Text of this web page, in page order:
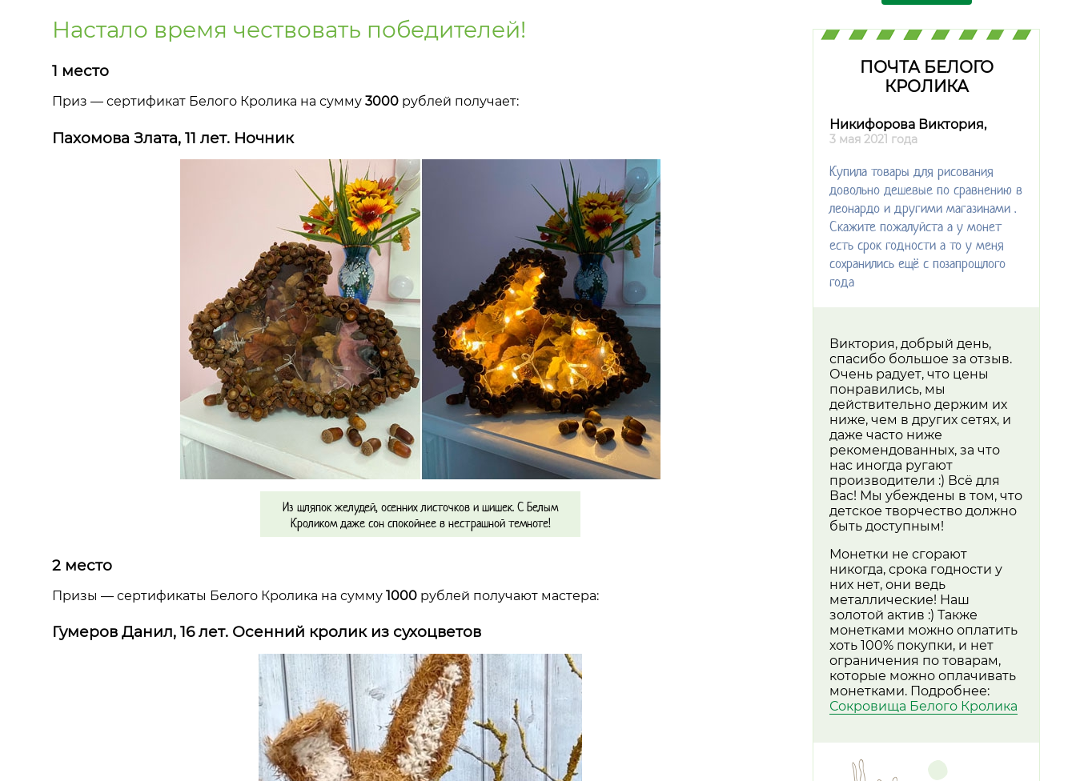
Настало время чествовать победителей!
1 место
Приз — сертификат Белого Кролика на сумму 3000 рублей получает:
Пахомова Злата, 11 лет. Ночник
Из шляпок желудей, осенних листочков и шишек. С Белым
Кроликом даже сон спокойнее в нестрашной темноте!
2 место
Призы — сертификаты Белого Кролика на сумму 1000 рублей получают мастера:
Гумеров Данил, 16 лет. Осенний кролик из сухоцветов
ПОЧТА БЕЛОГО
КРОЛИКА
Никифорова Виктория,
3 мая 2021 года
Купила товары для рисования
довольно дешевые по сравнению в
леонардо и другими магазинами .
Скажите пожалуйста а у монет
есть срок годности а то у меня
сохранились ещё с позапрошлого
года
Виктория, добрый день,
спасибо большое за отзыв.
Очень радует, что цены
понравились, мы
действительно держим их
ниже, чем в других сетях, и
даже часто ниже
рекомендованных, за что
нас иногда ругают
производители :) Всё для
Вас! Мы убеждены в том, что
детское творчество должно
быть доступным!
Монетки не сгорают
никогда, срока годности у
них нет, они ведь
металлические! Наш
золотой актив :) Также
монетками можно оплатить
хоть 100% покупки, и нет
ограничения по товарам,
которые можно оплачивать
монетками. Подробнее:
Сокровища Белого Кролика